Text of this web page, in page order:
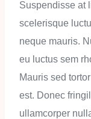
Suspendisse at
scelerisque
neque mauris.
eu luctus sem
Mauris sed
est. Donec
ullamcorper